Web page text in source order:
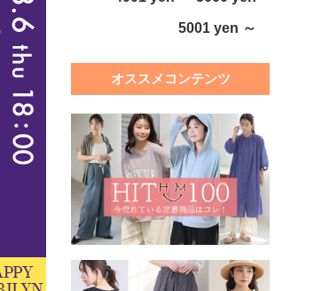
5001 yen ～
オススメコンテンツ